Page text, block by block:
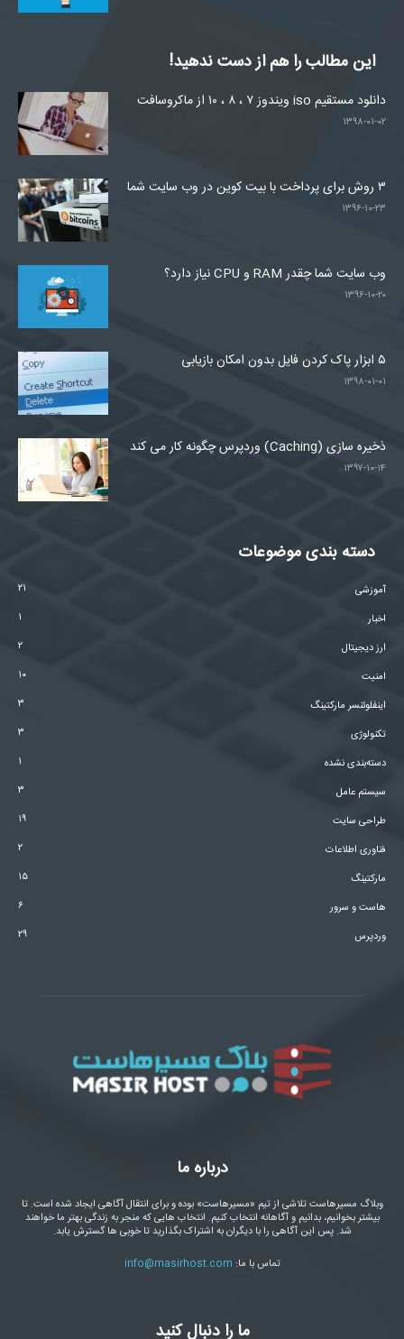
این مطالب را هم از دست ندهید!
دانلود مستقیم iso ویندوز ۷ ، ۸ ، ۱۰ از ماکروسافت
۱۳۹۸-۰۱-۰۲
۳ روش برای پرداخت با بیت کوین در وب سایت شما
۱۳۹۶-۱۰-۲۳
وب سایت شما چقدر RAM و CPU نیاز دارد؟
۱۳۹۶-۱۰-۲۰
۵ ابزار پاک کردن فایل بدون امکان بازیابی
۱۳۹۸-۰۱-۰۱
ذخیره سازی (Caching) وردپرس چگونه کار می کند
۱۳۹۷-۱۰-۱۴
دسته بندی موضوعات
آموزشی
۲۱
اخبار
۱
ارز دیجیتال
۲
امنیت
۱۰
اینفلوئنسر مارکتینگ
۳
تکنولوژی
۳
دسته‌بندی نشده
۱
سیستم عامل
۳
طراحی سایت
۱۹
فناوری اطلاعات
۲
مارکتینگ
۱۵
هاست و سرور
۶
وردپرس
۲۹
درباره ما
وبلاگ مسیرهاست تلاشی از تیم «مسیرهاست» بوده و برای انتقال آگاهی ایجاد شده است. تا
بیشتر بخوانیم، بدانیم و آگاهانه انتخاب کنیم. انتخاب هایی که منجر به زندگی بهتر ما خواهند
شد. پس این آگاهی را با دیگران به اشتراک بگذارید تا خوبی ها گسترش یابد.
تماس با ما: info@masirhost.com
ما را دنبال کنید